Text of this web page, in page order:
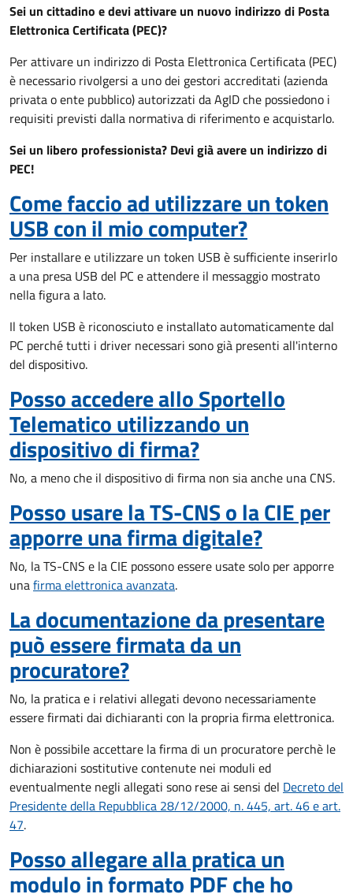
Sei un cittadino e devi attivare un nuovo indirizzo di Posta
Elettronica Certificata (PEC)?
Per attivare un indirizzo di Posta Elettronica Certificata (PEC)
è necessario rivolgersi a uno dei gestori accreditati (azienda
privata o ente pubblico) autorizzati da AgID che possiedono i
requisiti previsti dalla normativa di riferimento e acquistarlo.
Sei un libero professionista? Devi già avere un indirizzo di
PEC!
Come faccio ad utilizzare un token
USB con il mio computer?
Per installare e utilizzare un token USB è sufficiente inserirlo
a una presa USB del PC e attendere il messaggio mostrato
nella figura a lato.
Il token USB è riconosciuto e installato automaticamente dal
PC perché tutti i driver necessari sono già presenti all'interno
del dispositivo.
Posso accedere allo Sportello
Telematico utilizzando un
dispositivo di firma?
No, a meno che il dispositivo di firma non sia anche una CNS.
Posso usare la TS-CNS o la CIE per
apporre una firma digitale?
No, la TS-CNS e la CIE possono essere usate solo per apporre
unafirma elettronica avanzata.
La documentazione da presentare
può essere firmata da un
procuratore?
No, la pratica e i relativi allegati devono necessariamente
essere firmati dai dichiaranti con la propria firma elettronica.
Non è possibile accettare la firma di un procuratore perchè le
dichiarazioni sostitutive contenute nei moduli ed
eventualmente negli allegati sono rese ai sensi del Decreto del
Presidente della Repubblica 28/12/2000, n. 445, art. 46 e art.
47.
Posso allegare alla pratica un
modulo in formato PDF che ho